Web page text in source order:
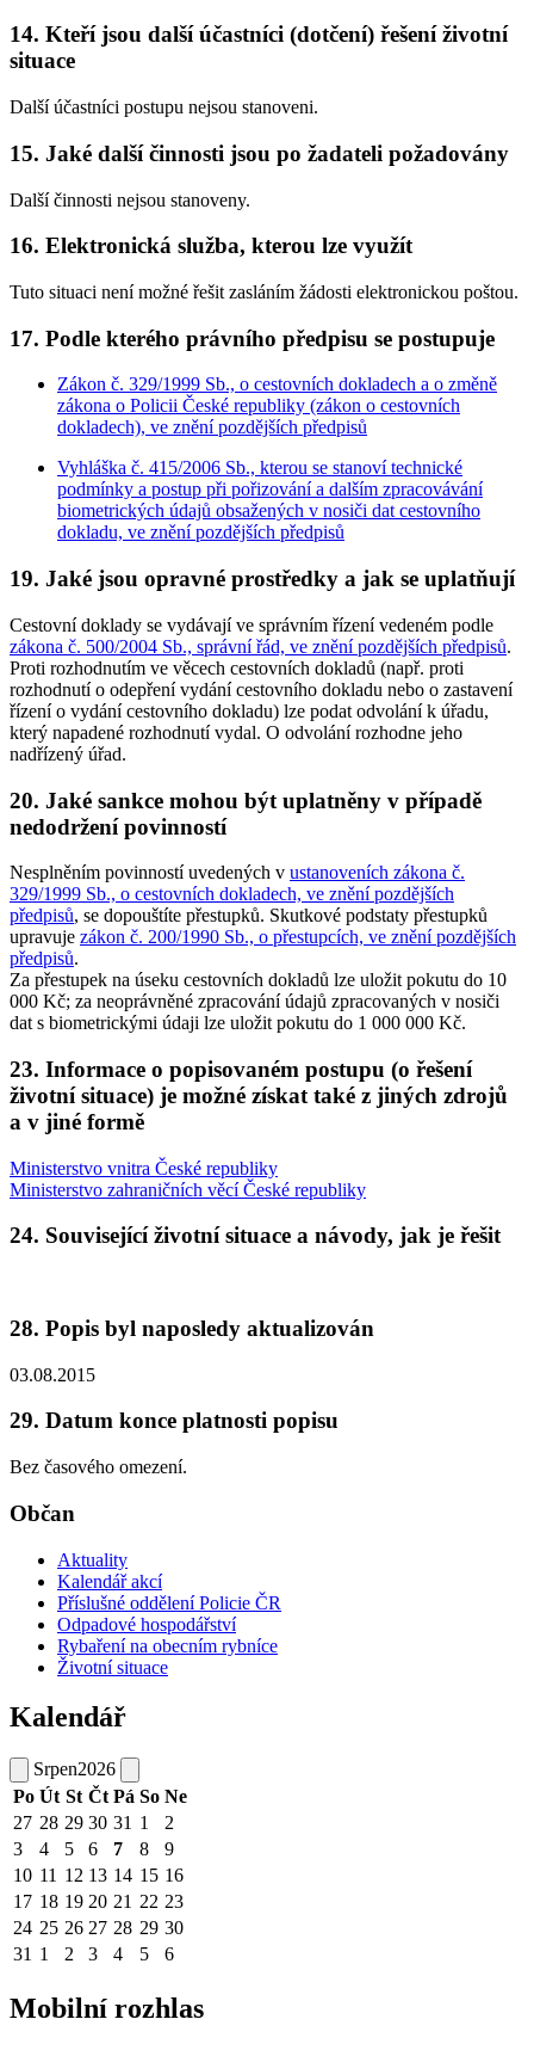
14. Kteří jsou další účastníci (dotčení) řešení životní
situace
Další účastníci postupu nejsou stanoveni.
15. Jaké další činnosti jsou po žadateli požadovány
Další činnosti nejsou stanoveny.
16. Elektronická služba, kterou lze využít
Tuto situaci není možné řešit zasláním žádosti elektronickou poštou.
17. Podle kterého právního předpisu se postupuje
Zákon č. 329/1999 Sb., o cestovních dokladech a o změně
zákona o Policii České republiky (zákon o cestovních
dokladech), ve znění pozdějších předpisů
Vyhláška č. 415/2006 Sb., kterou se stanoví technické
podmínky a postup při pořizování a dalším zpracovávání
biometrických údajů obsažených v nosiči dat cestovního
dokladu, ve znění pozdějších předpisů
19. Jaké jsou opravné prostředky a jak se uplatňují
Cestovní doklady se vydávají ve správním řízení vedeném podle
zákona č. 500/2004 Sb., správní řád, ve znění pozdějších předpisů.
Proti rozhodnutím ve věcech cestovních dokladů (např. proti
rozhodnutí o odepření vydání cestovního dokladu nebo o zastavení
řízení o vydání cestovního dokladu) lze podat odvolání k úřadu,
který napadené rozhodnutí vydal. O odvolání rozhodne jeho
nadřízený úřad.
20. Jaké sankce mohou být uplatněny v případě
nedodržení povinností
Nesplněním povinností uvedených v ustanoveních zákona č.
329/1999 Sb., o cestovních dokladech, ve znění pozdějších
předpisů, se dopouštíte přestupků. Skutkové podstaty přestupků
upravuje zákon č. 200/1990 Sb., o přestupcích, ve znění pozdějších
předpisů.
Za přestupek na úseku cestovních dokladů lze uložit pokutu do 10
000 Kč; za neoprávněné zpracování údajů zpracovaných v nosiči
dat s biometrickými údaji lze uložit pokutu do 1 000 000 Kč.
23. Informace o popisovaném postupu (o řešení
životní situace) je možné získat také z jiných zdrojů
a v jiné formě
Ministerstvo vnitra České republiky
Ministerstvo zahraničních věcí České republiky
24. Související životní situace a návody, jak je řešit
28. Popis byl naposledy aktualizován
03.08.2015
29. Datum konce platnosti popisu
Bez časového omezení.
Občan
Aktuality
Kalendář akcí
Příslušné oddělení Policie ČR
Odpadové hospodářství
Rybaření na obecním rybníce
Životní situace
Kalendář
Srpen2026
Po Út St Čt Pá So Ne
27 28 29 30 31 1
2
3
4 5 6 7 8
9
10 11 12 13 14 15 16
17 18 19 20 21 22 23
24 25 26 27 28 29 30
31 1 2 3 4 5 6
Mobilní rozhlas